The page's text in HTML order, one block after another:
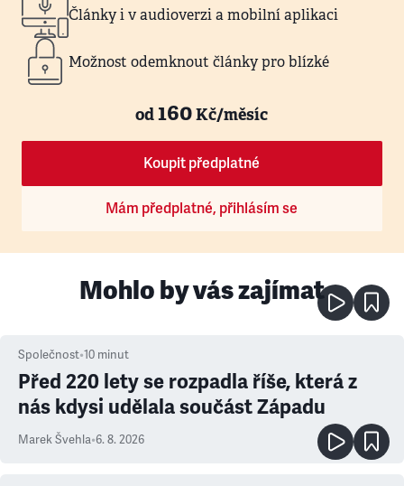
Články i v audioverzi a mobilní aplikaci
Možnost odemknout články pro blízké
od160Kč/měsíc
Koupit předplatné
Mám předplatné, přihlásím se
Mohlo by vás zajímat
Společnost•10 minut
Před 220 lety se rozpadla říše, která z
nás kdysi udělala součást Západu
Marek Švehla•6. 8. 2026